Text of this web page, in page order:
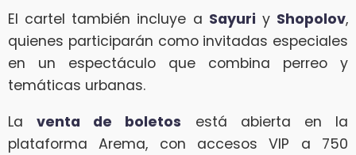
El cartel también incluye a Sayuri y Shopolov,
quienes participarán como invitadas especiales
en un espectáculo que combina perreo y
temáticas urbanas.
Laventa de boletos está abierta en la
plataforma Arema, con accesos VIP a 750